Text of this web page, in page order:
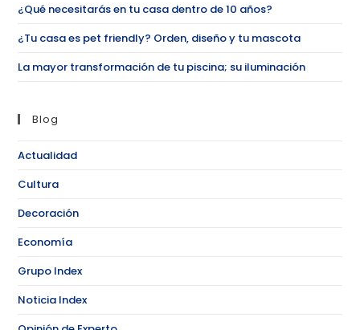
¿Qué necesitarás en tu casa dentro de 10 años?
¿Tu casa es pet friendly? Orden, diseño y tu mascota
La mayor transformación de tu piscina; su iluminación
Blog
Actualidad
Cultura
Decoración
Economía
Grupo Index
Noticia Index